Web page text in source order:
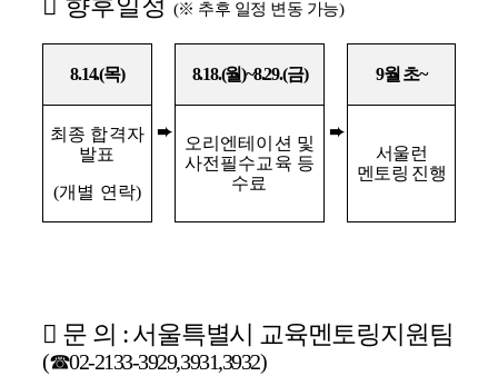
󰏚 향후일정 (※ 추후 일정 변동 가능)
8.14.(목)
➨
8.18.(월)~8.29.(금)
➨
9월 초~
최종 합격자
발표
(개별 연락)
오리엔테이션 및
사전필수교육 등
수료
서울런
멘토링 진행
󰏚 문 의 : 서울특별시 교육멘토링지원팀
(☎02-2133-3929,3931,3932)